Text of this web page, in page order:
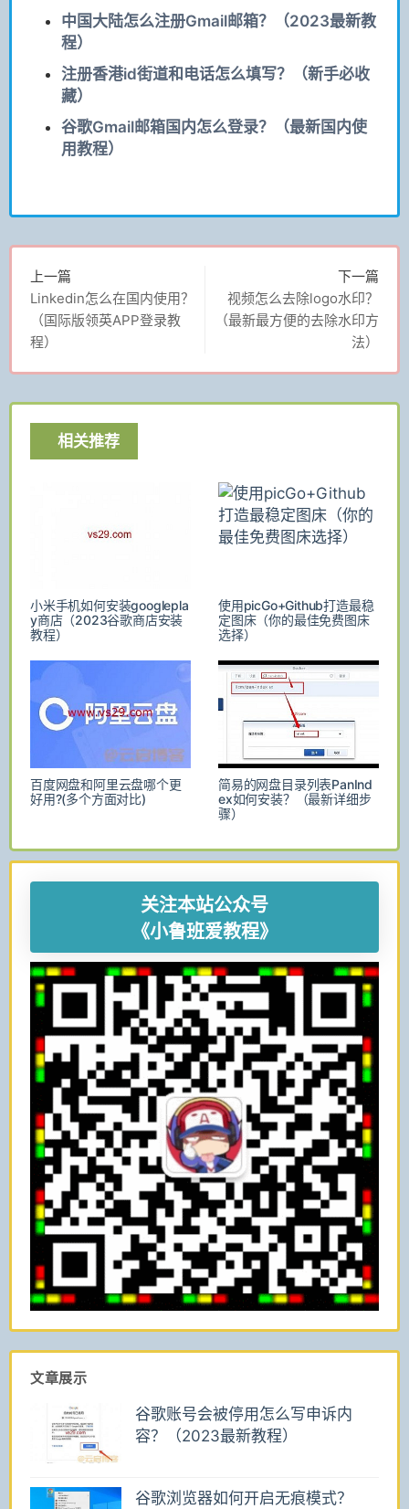
中国大陆怎么注册Gmail邮箱？（2023最新教
程）
注册香港id街道和电话怎么填写？（新手必收
藏）
谷歌Gmail邮箱国内怎么登录？（最新国内使
用教程）
上一篇
Linkedin怎么在国内使用？
（国际版领英APP登录教
程）
下一篇
视频怎么去除logo水印？
（最新最方便的去除水印方
法）
相关推荐
小米手机如何安装googlepla
y商店（2023谷歌商店安装
教程）
使用picGo+Github打造最稳
定图床（你的最佳免费图床
选择）
百度网盘和阿里云盘哪个更
好用?(多个方面对比)
简易的网盘目录列表PanInd
ex如何安装？（最新详细步
骤）
关注本站公众号
《小鲁班爱教程》
文章展示
谷歌账号会被停用怎么写申诉内
容？（2023最新教程）
谷歌浏览器如何开启无痕模式？